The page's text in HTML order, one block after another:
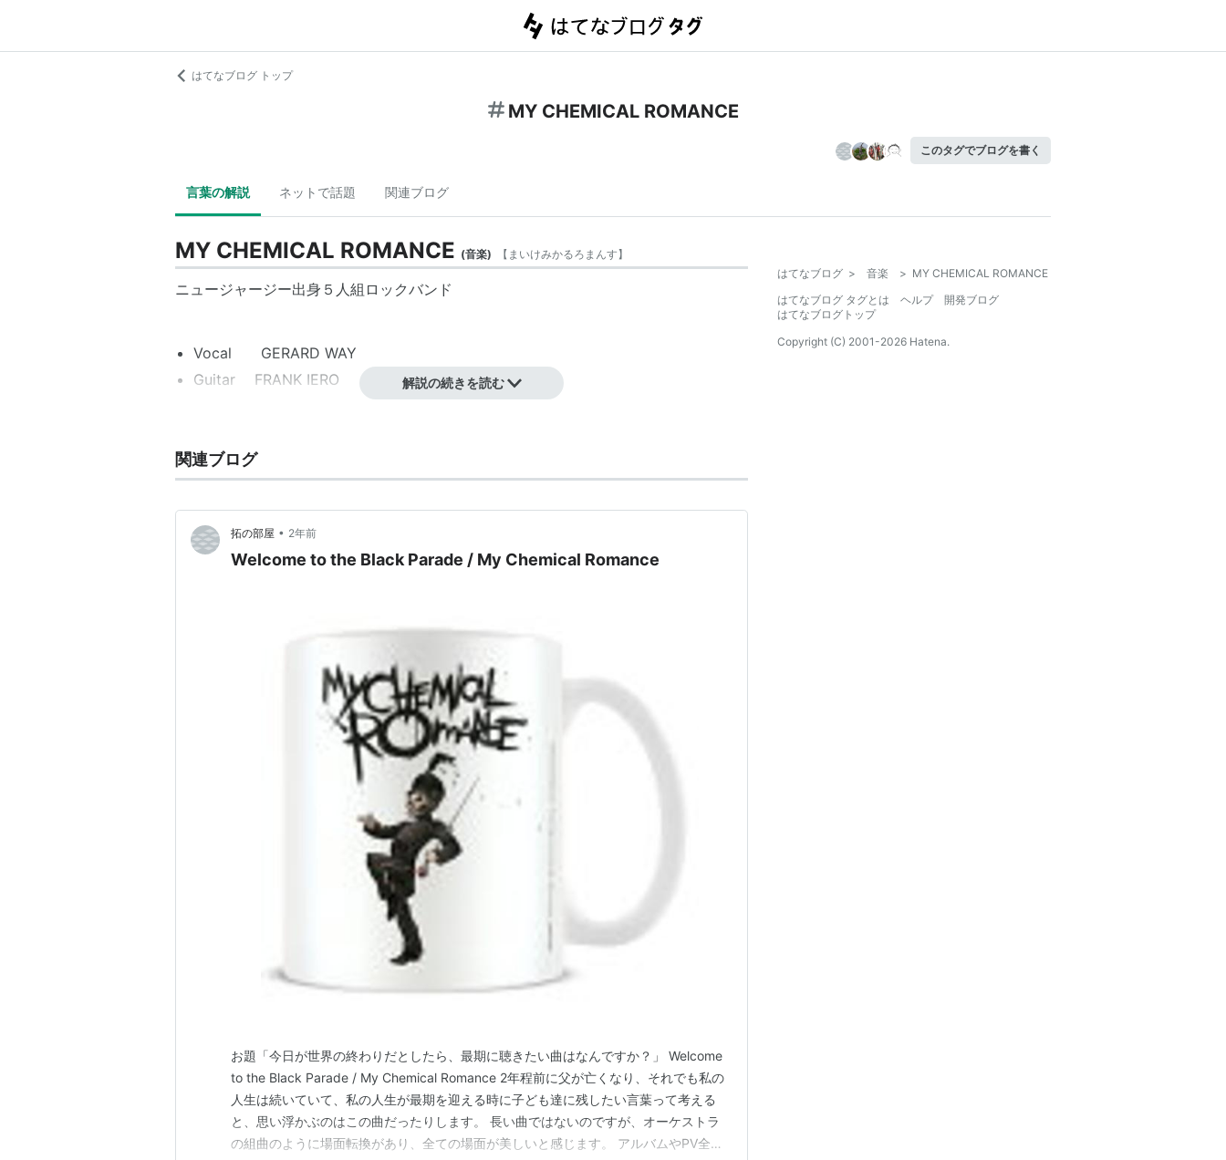
はてなブログ トップ
MY CHEMICAL ROMANCE
このタグでブログを書く
言葉の解説 ネットで話題 関連ブログ
MY CHEMICAL ROMANCE (音楽) 【 まいけみかるろまんす】
ニュージャージー出身５人組ロックバンド
Vocal GERARD WAY
Guitar FRANK IERO
Drums BOB BRAYER
I Brought You My Bullets & You Brought Me Your Love
Three Cheers for Sweet Revenge
スウィート・リベンジ(最強版)
The Black Parade
アーティスト:My Chemical Romance
出版社/メーカー:Wea
発売日:2006/10/24
メディア:CD
購入
クリック: 34回
この商品を含むブログ (49件) を見る
Black Parade (Clean)
アーティスト:My Chemical Romance
出版社/メーカー:
発売日:2007/01/02
メディア:CD
: 11回
この商品を含むブログ (7件) を見る
Honey, This Mirror Isn't...
Headfirst for Halos
I'm Not Okay (I Promise)
解説の続きを読む
関連ブログ
拓の部屋 • 2年前
Welcome to the Black Parade / My Chemical Romance
お題「今日が世界の終わりだとしたら、最期に聴きたい曲はなんですか？」 Welcome
to the Black Parade / My Chemical Romance 2年程前に父が亡くなり、それでも私の
人生は続いていて、私の人生が最期を迎える時に子ども達に残したい言葉って考える
と、思い浮かぶのはこの曲だったりします。 長い曲ではないのですが、オーケストラ
の組曲のように場面転換があり、全ての場面が美しいと感じます。 アルバムやPV全体
はてなブログ > 音楽 > MY CHEMICAL ROMANCE
はてなブログ タグとは
ヘルプ
開発ブログ
はてなブログトップ
Copyright (C) 2001-2026 Hatena.